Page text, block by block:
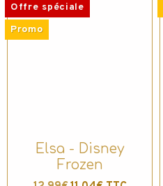
Offre spéciale
Promo
Elsa - Disney
Frozen